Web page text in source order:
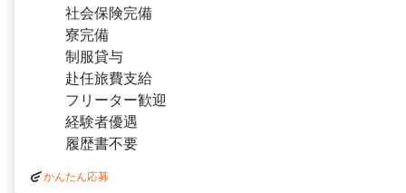
社会保険完備
寮完備
制服貸与
赴任旅費支給
フリーター歓迎
経験者優遇
履歴書不要
かんたん応募